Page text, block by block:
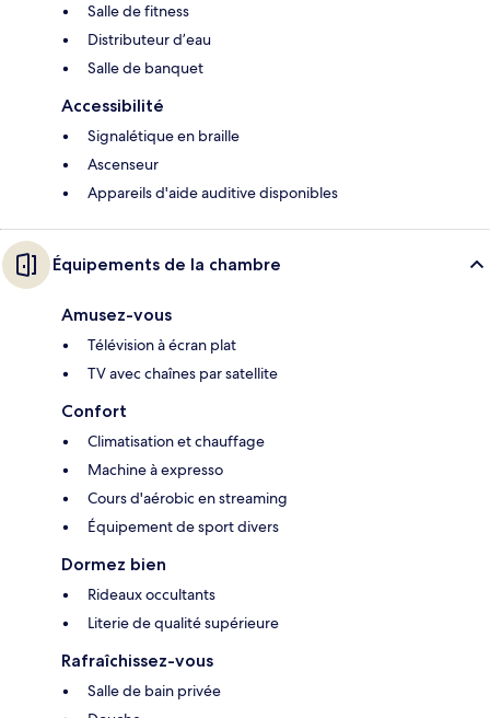
Salle de fitness
Distributeur d’eau
Salle de banquet
Accessibilité
Signalétique en braille
Ascenseur
Appareils d'aide auditive disponibles
Équipements de la chambre
Amusez-vous
Télévision à écran plat
TV avec chaînes par satellite
Confort
Climatisation et chauffage
Machine à expresso
Cours d'aérobic en streaming
Équipement de sport divers
Dormez bien
Rideaux occultants
Literie de qualité supérieure
Rafraîchissez-vous
Salle de bain privée